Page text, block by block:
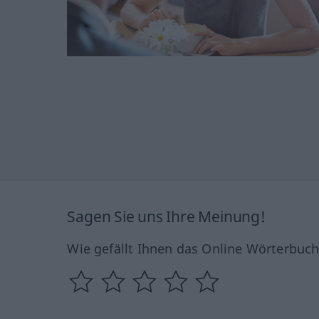
Sagen Sie uns Ihre Meinung!
Wie gefällt Ihnen das Online